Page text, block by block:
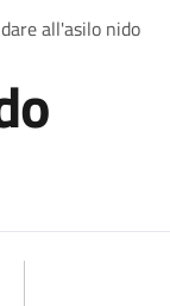
all'asilo nido